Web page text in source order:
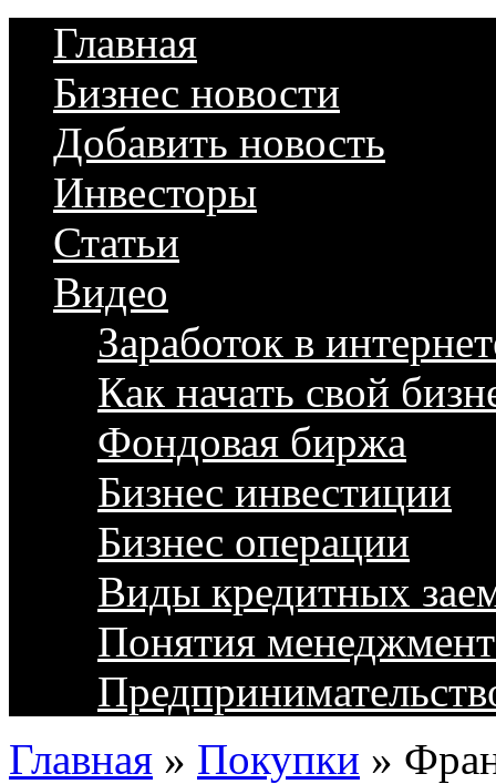
Главная
Бизнес новости
Добавить новость
Инвесторы
Статьи
Видео
Заработок в
Как начать свой
Фондовая биржа
Бизнес инвестиции
Бизнес операции
Виды кредитных
Понятия
Главная » Покупки »